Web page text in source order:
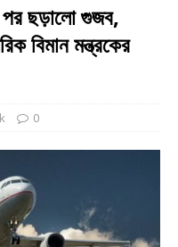
পর ছড়ালো গুজব,
বিমান মন্ত্রকের
0